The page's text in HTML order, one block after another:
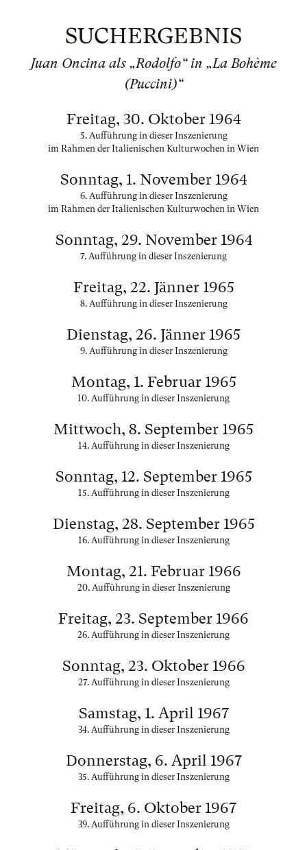
SUCHERGEBNIS
Juan Oncina als „Rodolfo“ in „La Bohème
(Puccini)“
Freitag, 30. Oktober 1964
5. Aufführung in dieser Inszenierung
im Rahmen der Italienischen Kulturwochen in Wien
Sonntag, 1. November 1964
6. Aufführung in dieser Inszenierung
im Rahmen der Italienischen Kulturwochen in Wien
Sonntag, 29. November 1964
7. Aufführung in dieser Inszenierung
Freitag, 22. Jänner 1965
8. Aufführung in dieser Inszenierung
Dienstag, 26. Jänner 1965
9. Aufführung in dieser Inszenierung
Montag, 1. Februar 1965
10. Aufführung in dieser Inszenierung
Mittwoch, 8. September 1965
14. Aufführung in dieser Inszenierung
Sonntag, 12. September 1965
15. Aufführung in dieser Inszenierung
Dienstag, 28. September 1965
16. Aufführung in dieser Inszenierung
Montag, 21. Februar 1966
20. Aufführung in dieser Inszenierung
Freitag, 23. September 1966
26. Aufführung in dieser Inszenierung
Sonntag, 23. Oktober 1966
27. Aufführung in dieser Inszenierung
Samstag, 1. April 1967
34. Aufführung in dieser Inszenierung
Donnerstag, 6. April 1967
35. Aufführung in dieser Inszenierung
Freitag, 6. Oktober 1967
39. Aufführung in dieser Inszenierung